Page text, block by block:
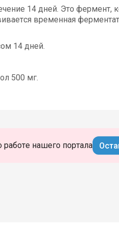
14 дней. Это фермент,
временная
14 дней.
500 мг.
нашего портала